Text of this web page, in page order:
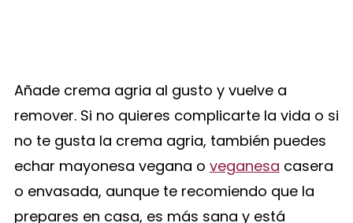
Añade crema agria al gusto y vuelve a
remover. Si no quieres complicarte la vida o si
no te gusta la crema agria, también puedes
echar mayonesa vegana o veganesa casera
o envasada, aunque te recomiendo que la
prepares en casa, es más sana y está